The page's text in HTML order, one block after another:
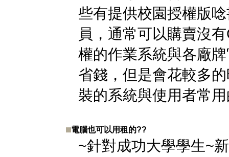
些有提供校園授權版
員，通常可以購賣沒
權的作業系統與各廠
省錢，但是會花較多
裝的系統與使用者常
電腦也可以用租的??
~針對成功大學學生~